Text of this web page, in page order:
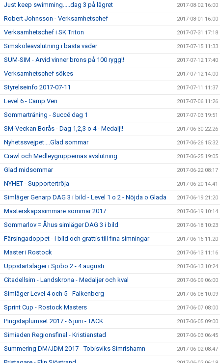
Just keep swimming.....dag 3 på lägret 2017-08-02 16:00
Robert Johnsson - Verksamhetschef 2017-08-01 16:00
Verksamhetschef i SK Triton 2017-07-31 17:18
Simskoleavslutning i bästa väder 2017-07-15 11:33
SUM-SIM - Arvid vinner brons på 100 rygg!! 2017-07-12 17:40
Verksamhetschef sökes 2017-07-12 14:00
Styrelseinfo 2017-07-11 2017-07-11 11:37
Level 6 - Camp Ven 2017-07-06 11:26
Sommarträning - Succé dag 1 2017-07-03 19:51
SM-Veckan Borås - Dag 1,2,3 o 4 - Medalj!! 2017-06-30 22:26
Nyhetssvejpet....Glad sommar 2017-06-26 15:32
Crawl och Medleygruppernas avslutning 2017-06-25 19:05
Glad midsommar 2017-06-22 08:17
NYHET - Supportertröja 2017-06-20 14:41
Simläger Genarp DAG 3 i bild - Level 1 o 2 - Nöjda o Glada 2017-06-19 21:20
Mästerskapssimmare sommar 2017 2017-06-19 10:14
Sommarlov = Åhus simläger DAG 3 i bild 2017-06-18 10:23
Färsingadoppet - i bild och grattis till fina simningar 2017-06-16 11:20
Master i Rostock 2017-06-13 11:16
Uppstartsläger i Sjöbo 2 - 4 augusti 2017-06-13 10:24
Citadellsim - Landskrona - Medaljer och kval 2017-06-09 06:00
Simläger Level 4 och 5 - Falkenberg 2017-06-08 10:09
Sprint Cup - Rostock Masters 2017-06-07 08:00
Pingstaplumset 2017 - 6 juni - TACK 2017-06-05 09:00
Simiaden Regionsfinal - Kristianstad 2017-06-03 06:45
Summering DM/JDM 2017 - Tobisviks Simrishamn 2017-06-02 08:47